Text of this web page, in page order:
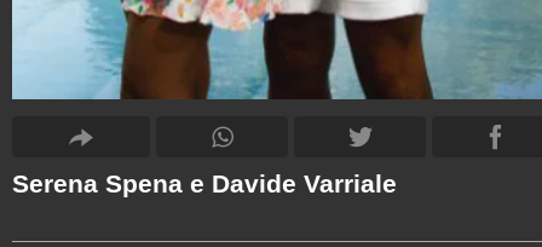
Serena Spena e Davide Varriale